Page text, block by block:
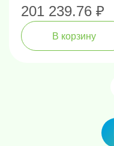
201 239.76 ₽
В корзину